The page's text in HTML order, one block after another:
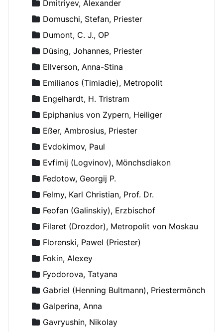
Dmitriyev, Alexander
Domuschi, Stefan, Priester
Dumont, C. J., OP
Düsing, Johannes, Priester
Ellverson, Anna-Stina
Emilianos (Timiadie), Metropolit
Engelhardt, H. Tristram
Epiphanius von Zypern, Heiliger
Eßer, Ambrosius, Priester
Evdokimov, Paul
Evfimij (Logvinov), Mönchsdiakon
Fedotow, Georgij P.
Felmy, Karl Christian, Prof. Dr.
Feofan (Galinskiy), Erzbischof
Filaret (Drozdor), Metropolit von Moskau
Florenski, Pawel (Priester)
Fokin, Alexey
Fyodorova, Tatyana
Gabriel (Henning Bultmann), Priestermönch
Galperina, Anna
Gavryushin, Nikolay